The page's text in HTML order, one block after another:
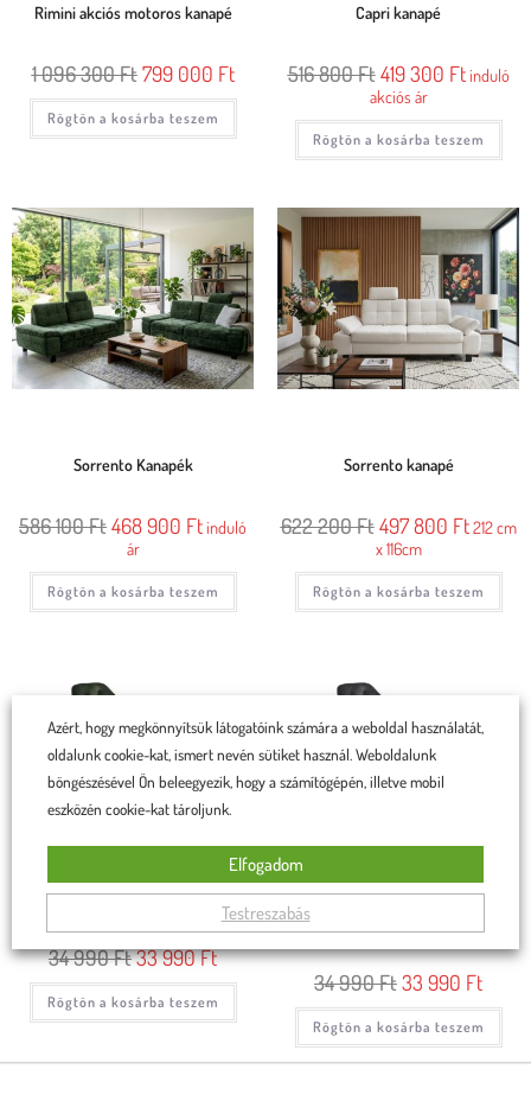
Rimini akciós motoros kanapé
1 096 300Ft 799 000 Ft
Rögtön a kosárba teszem
Capri kanapé
516 800Ft 419 300 Ftinduló
akciós ár
Rögtön a kosárba teszem
Sorrento Kanapék
586 100Ft468 900 Ftinduló
ár
Rögtön a kosárba teszem
Sorrento kanapé
622 200Ft 497 800 Ft212 cm
x 116cm
Rögtön a kosárba teszem
Linda szék sötét zöld
34 990Ft33 990Ft
Rögtön a kosárba teszem
Linda szék sötétszürke, fekete
34 990Ft33 990 Ft
Rögtön a kosárba teszem
Azért, hogy megkönnyítsük látogatóink számára a weboldal használatát,
oldalunk cookie-kat, ismert nevén sütiket használ. Weboldalunk
böngészésével Ön beleegyezik, hogy a számítógépén, illetve mobil
eszközén cookie-kat tároljunk.
Testreszabás
Elfogadom